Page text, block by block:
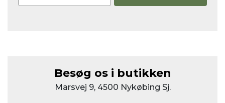
Besøg os i butikken
Marsvej 9, 4500 Nykøbing Sj.